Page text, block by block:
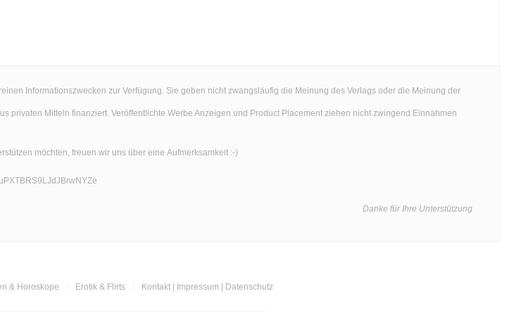
Informationszwecken zur Verfügung. Sie geben nicht zwangsläufig die Meinung des Verlags oder die Meinung der
privaten Mitteln finanziert. Veröffentlichte Werbe Anzeigen und Product Placement ziehen nicht zwingend Einnahmen
möchten, freuen wir uns über eine Aufmerksamkeit :-)
Danke für Ihre Unterstützung
& Horoskope Erotik & Flirts Kontakt | Impressum | Datenschutz